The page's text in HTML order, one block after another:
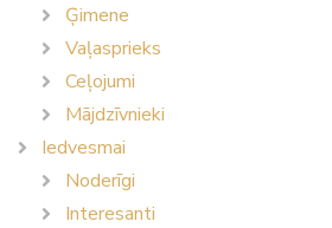
Ģimene
Vaļasprieks
Ceļojumi
Mājdzīvnieki
Iedvesmai
Noderīgi
Interesanti